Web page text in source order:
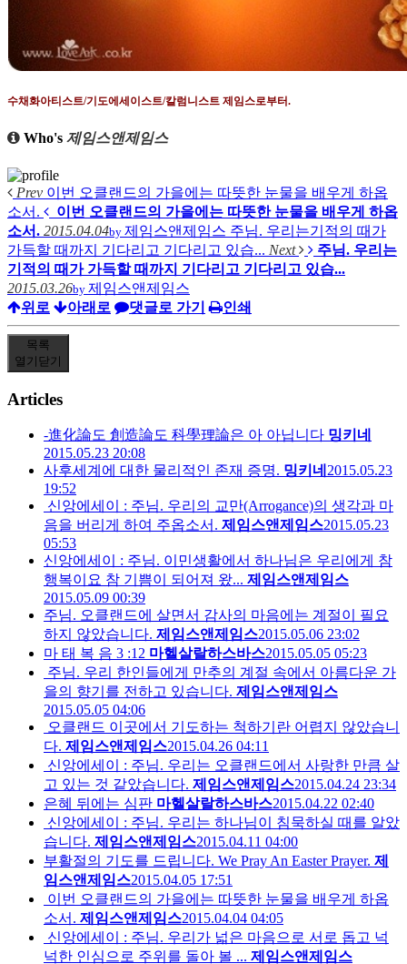
수채화아티스트/기도에세이스트/칼럼니스트 제임스로부터.
Who's 제임스앤제임스
Prev 이번 오클랜드의 가을에는 따뜻한 눈물을 배우게 하옵
소서.
이번 오클랜드의 가을에는 따뜻한 눈물을 배우게 하옵
소서. 2015.04.04by 제임스앤제임스 주님. 우리는기적의 때가
가득할 때까지 기다리고 기다리고 있습... Next
주님. 우리는
기적의 때가 가득할 때까지 기다리고 기다리고 있습...
2015.03.26by 제임스앤제임스
위로
아래로 댓글로 가기 인쇄
목록
열기 닫기
Articles
-進化論도 創造論도 科學理論은 아 아닙니다 밍키네
2015.05.23 20:08
사후세계에 대한 물리적인 존재 증명. 밍키네 2015.05.23
19:52
신앙에세이 : 주님. 우리의 교만(Arrogance)의 생각과 마
음을 버리게 하여 주옵소서. 제임스앤제임스2015.05.23
05:53
신앙에세이 : 주님. 이민생활에서 하나님은 우리에게 참
행복이요 참 기쁨이 되어져 왔... 제임스앤제임스
2015.05.09 00:39
주님. 오클랜드에 살면서 감사의 마음에는 계절이 필요
하지 않았습니다. 제임스앤제임스2015.05.06 23:02
마 태 복 음 3 :12 마헬살랄하스바스2015.05.05 05:23
주님. 우리 한인들에게 만추의 계절 속에서 아름다운 가
을의 향기를 전하고 있습니다. 제임스앤제임스
2015.05.05 04:06
오클랜드 이곳에서 기도하는 척하기란 어렵지 않았습니
다. 제임스앤제임스2015.04.26 04:11
신앙에세이 : 주님. 우리는 오클랜드에서 사랑한 만큼 살
고 있는 것 같았습니다. 제임스앤제임스2015.04.24 23:34
은혜 뒤에는 심판 마헬살랄하스바스2015.04.22 02:40
신앙에세이 : 주님. 우리는 하나님이 침묵하실 때를 알았
습니다. 제임스앤제임스2015.04.11 04:00
부활절의 기도를 드립니다. We Pray An Easter Prayer. 제
임스앤제임스2015.04.05 17:51
이번 오클랜드의 가을에는 따뜻한 눈물을 배우게 하옵
소서. 제임스앤제임스2015.04.04 04:05
신앙에세이 : 주님. 우리가 넓은 마음으로 서로 돕고 넉
넉한 인심으로 주위를 돌아 볼 ... 제임스앤제임스